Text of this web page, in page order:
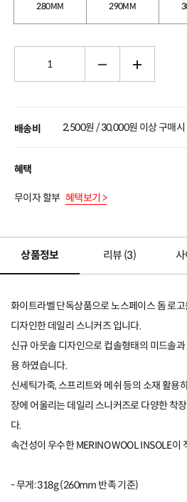
280MM 290MM
배송비 2,500원 / 30,000원 이상 구매시
혜택
무이자 할부 혜택보기 >
상품정보 리뷰 (3)
화이트라벨 단독상품으로 노스페이스 돔 로
디자인한 데일리 스니커즈 입니다.
신규 아웃솔 디자인으로 컵솔형태의 미드솔
용 하였습니다.
신세틱가죽, 스프리트와 메쉬 등의 소재 활용
장에 어울리는 데일리 스니커즈로 다양한 착
다.
속건성이 우수한 MERINO WOOL INSOLE이
- 무게: 318g (260mm 반족 기준)